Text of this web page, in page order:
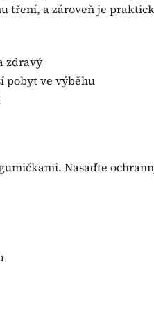
tření, a zároveň je
zdravý
pobyt ve výběhu
Nasaďte